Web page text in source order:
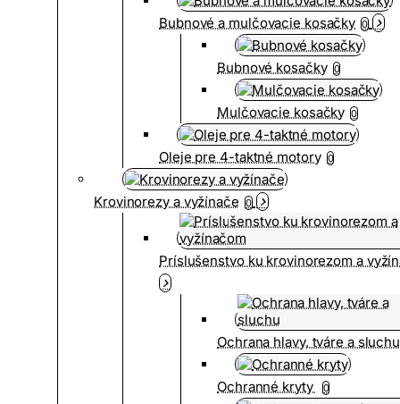
Bubnové a mulčovacie kosačky 0
Bubnové kosačky 0
Mulčovacie kosačky 0
Oleje pre 4-taktné motory 0
Krovinorezy a vyžínače 0
Príslušenstvo ku krovinorezom a
Ochrana hlavy, tváre a sluchu
Ochranné kryty 0